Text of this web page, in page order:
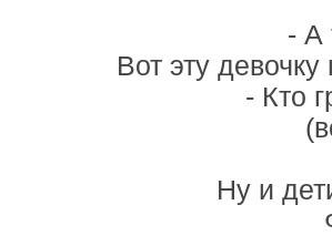
- А
Вот эту
- Кто
Ну и